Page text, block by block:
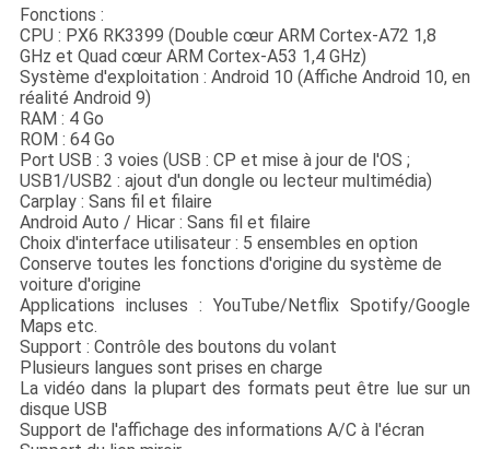
Fonctions :
CPU : PX6 RK3399 (Double cœur ARM Cortex-A72 1,8
GHz et Quad cœur ARM Cortex-A53 1,4 GHz)
Système d'exploitation : Android 10 (Affiche Android 10, en
réalité Android 9)
RAM : 4 Go
ROM : 64 Go
Port USB : 3 voies (USB : CP et mise à jour de l'OS ;
USB1/USB2 : ajout d'un dongle ou lecteur multimédia)
Carplay : Sans fil et filaire
Android Auto / Hicar : Sans fil et filaire
Choix d'interface utilisateur : 5 ensembles en option
Conserve toutes les fonctions d'origine du système de
voiture d'origine
Applications incluses : YouTube/Netflix Spotify/Google
Maps etc.
Support : Contrôle des boutons du volant
Plusieurs langues sont prises en charge
La vidéo dans la plupart des formats peut être lue sur un
disque USB
Support de l'affichage des informations A/C à l'écran